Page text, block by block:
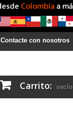
Contacte con nosotros
Carrito: vacío